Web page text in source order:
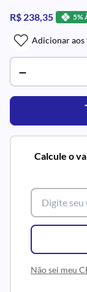
R$ 238,35 5%
Adicionar
Calcule o
Não sei meu